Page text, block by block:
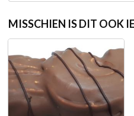
MISSCHIEN IS DIT OOK